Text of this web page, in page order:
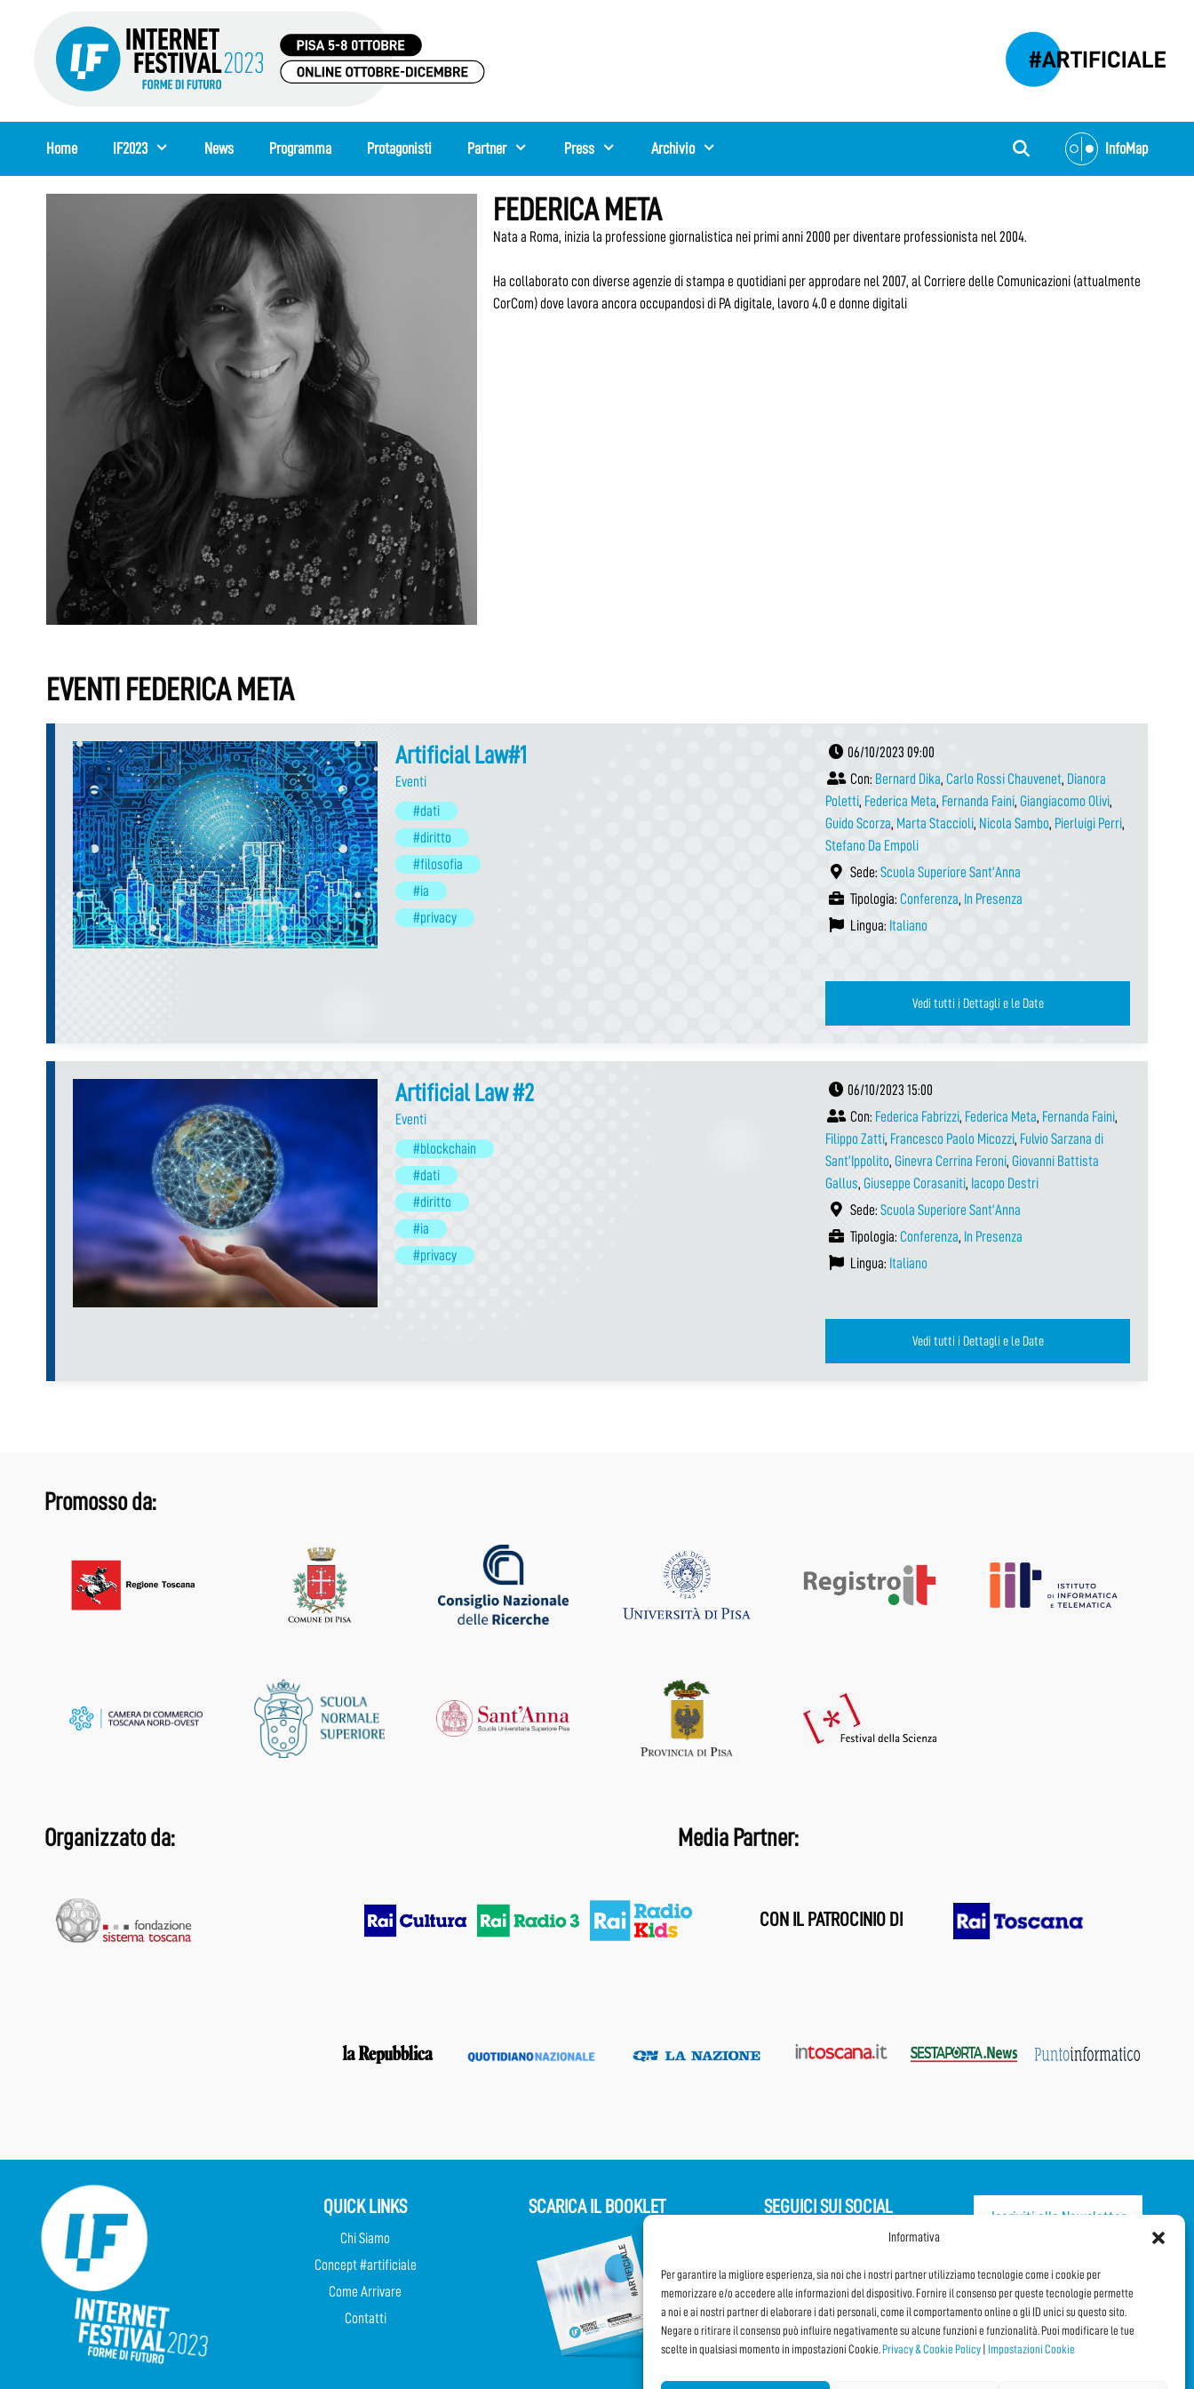
Informativa
Per garantire la migliore esperienza, sia noi che i nostri partner utilizziamo tecnologie come i cookie per
memorizzare e/o accedere alle informazioni del dispositivo. Fornire il consenso per queste tecnologie permette
a noi e ai nostri partner di elaborare i dati personali, come il comportamento online o gli ID unici su questo sito.
Negare o ritirare il consenso può influire negativamente su alcune funzioni e funzionalità. Puoi modificare le tue
scelte in qualsiasi momento in impostazioni Cookie. Privacy & Cookie Policy Impostazioni Cookie
Home IF2023 News Programma Protagonisti Partner Press Archivio InfoMap
FEDERICA META
Nata a Roma, inizia la professione giornalistica nei primi anni 2000 per diventare professionista nel 2004.
Ha collaborato con diverse agenzie di stampa e quotidiani per approdare nel 2007, al Corriere delle Comunicazioni (attualmente
CorCom) dove lavora ancora occupandosi di PA digitale, lavoro 4.0 e donne digitali
EVENTI FEDERICA META
Artificial Law#1
Eventi
#dati
#diritto
#filosofia
#ia
#privacy
06/10/2023 09:00
Con: Bernard Dika, Carlo Rossi Chauvenet, Dianora
Poletti, Federica Meta, Fernanda Faini, Giangiacomo Olivi,
Guido Scorza, Marta Staccioli, Nicola Sambo, Pierluigi Perri,
Stefano Da Empoli
Sede: Scuola Superiore Sant’Anna
Tipologia: Conferenza, In Presenza
Lingua: Italiano
Vedi tutti i Dettagli e le Date
Artificial Law #2
Eventi
#blockchain
#dati
#diritto
#ia
#privacy
06/10/2023 15:00
Con: Federica Fabrizzi, Federica Meta, Fernanda Faini,
Filippo Zatti, Francesco Paolo Micozzi, Fulvio Sarzana di
Sant’Ippolito, Ginevra Cerrina Feroni, Giovanni Battista
Gallus, Giuseppe Corasaniti, Iacopo Destri
Sede: Scuola Superiore Sant’Anna
Tipologia: Conferenza, In Presenza
Lingua: Italiano
Vedi tutti i Dettagli e le Date
Promosso da:
Organizzato da: Media Partner:
CON IL PATROCINIO DI
QUICK LINKS
Chi Siamo
Concept #artificiale
Come Arrivare
Contatti
SCARICA IL BOOKLET SEGUICI SUI SOCIAL
Iscriviti alla Newsletter
CONDIVIDI QUESTA PAGINA!
FacebookWhatsAppEmail